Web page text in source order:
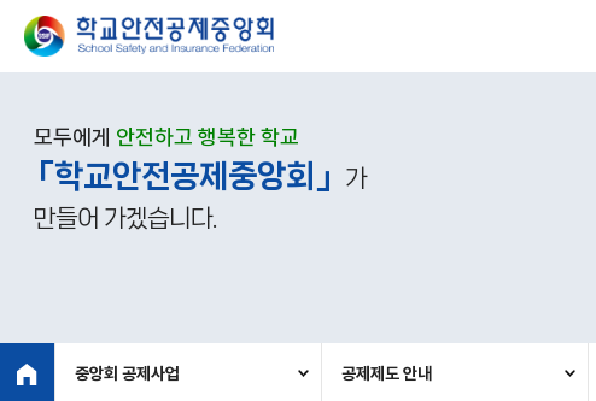
모두에게 안전하고 행복한 학교
「학교안전공제중앙회」
가
만들어 가겠습니다.
중앙회 공제사업 공제제도 안내